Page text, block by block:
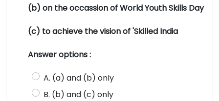
(b) on the occassion of World Youth Skills Day
(c) to achieve the vision of 'Skilled India
Answer options :
A. (a) and (b) only
B. (b) and (c) only